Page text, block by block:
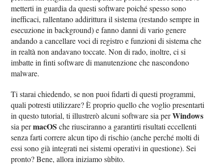
metterti in guardia da questi software poiché spesso sono
inefficaci, rallentano addirittura il sistema (restando sempre in
esecuzione in background) e fanno danni di vario genere
andando a cancellare voci di registro e funzioni di sistema che
in realtà non andavano toccate. Non di rado, inoltre, ci si
imbatte in finti software di manutenzione che nascondono
malware.
Ti starai chiedendo, se non puoi fidarti di questi programmi,
quali potresti utilizzare? È proprio quello che voglio presentarti
in questo tutorial, ti illustrerò alcuni software sia perWindows
sia permacOS che riusciranno a garantirti risultati eccellenti
senza farti correre alcun tipo di rischio (anche perché molti di
essi sono già integrati nei sistemi operativi in questione). Sei
pronto? Bene, allora iniziamo sùbito.